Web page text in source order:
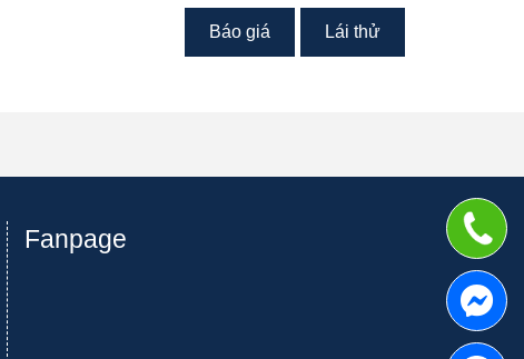
Báo giá Lái thử
Fanpage